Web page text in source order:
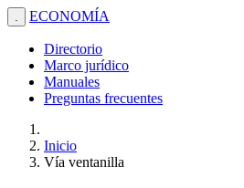
. ECONOMÍA
Directorio
Marco jurídico
Manuales
Preguntas frecuentes
Inicio
Vía ventanilla